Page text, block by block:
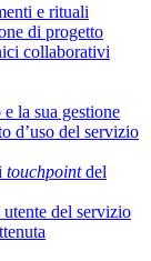
e rituali
di progetto
collaborativi
la sua gestione
d’uso del servizio
touchpointdel
del servizio